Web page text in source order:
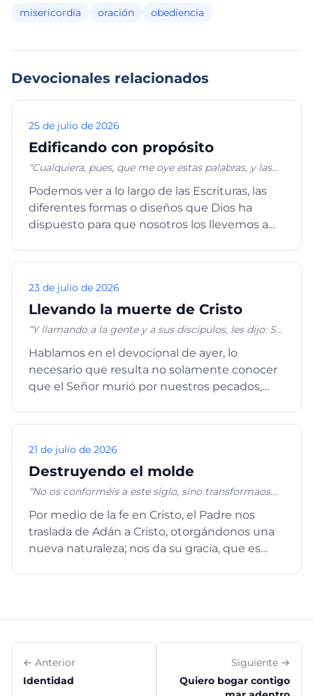
misericordia
oración obediencia
Devocionales relacionados
25 de julio de 2026
Edificando con propósito
“Cualquiera, pues, que me oye estas palabras, y las
edificó su casa sobre la roca. Descendió lluvia, y
vinieron ríos, y soplaron vientos, y golpearon contra
aquella casa; y no cayó, porque estaba fundada
Podemos ver a lo largo de las Escrituras, las
diferentes formas o diseños que Dios ha
dispuesto para que nosotros los llevemos a
23 de julio de 2026
Llevando la muerte de Cristo
“Y llamando a la gente y a sus discípulos, les dijo: Si
mismo, y tome su cruz, y sígame. Porque todo el
que quiera salvar su vida, la perderá; y todo el que
pierda su vida por causa de mí y del evangelio, la
Hablamos en el devocional de ayer, lo
necesario que resulta no solamente conocer
que el Señor murió por nuestros pecados,
21 de julio de 2026
Destruyendo el molde
“No os conforméis a este siglo, sino transformaos
entendimiento, para que comprobéis cuál sea la
buena voluntad de Dios, agradable y perfecta.”
Romanos 12:2
Por medio de la fe en Cristo, el Padre nos
traslada de Adán a Cristo, otorgándonos una
nueva naturaleza; nos da su gracia, que es
← Anterior
Identidad
Siguiente →
Quiero bogar contigo